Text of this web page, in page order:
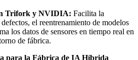
Trifork y NVIDIA: Facilita la
el reentrenamiento de modelos
los datos de sensores en tiempo real en
de fábrica.
para la Fábrica de IA Híbrida